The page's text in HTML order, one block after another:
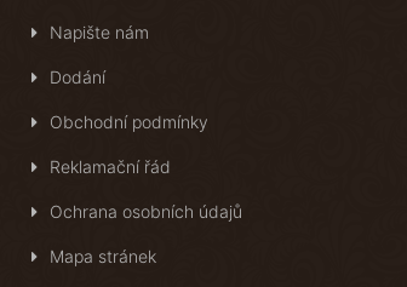
Napište nám
Dodání
Obchodní podmínky
Reklamační řád
Ochrana osobních údajů
Mapa stránek